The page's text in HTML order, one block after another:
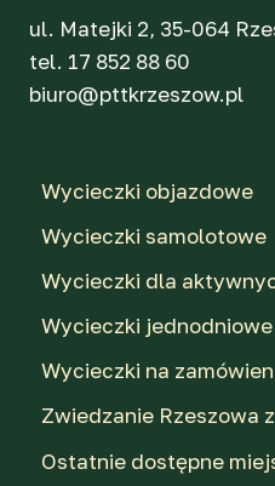
ul. Matejki 2, 35-064
tel. 17 852 88 60
biuro@pttkrzeszow.pl
Wycieczki objazdowe
Wycieczki samolotowe
Wycieczki dla
Wycieczki jednodniowe
Wycieczki na
Zwiedzanie Rzeszowa
Ostatnie dostępne